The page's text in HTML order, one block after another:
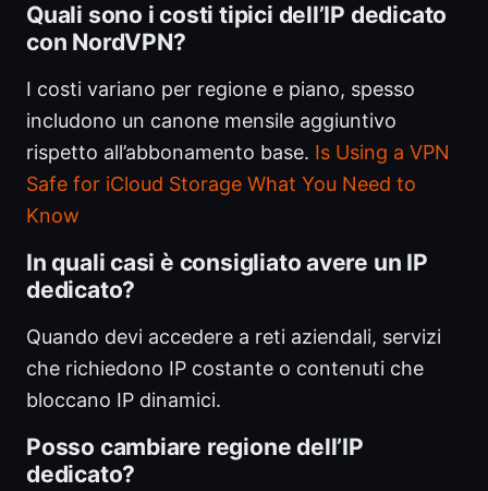
Quali sono i costi tipici dell’IP dedicato
con NordVPN?
I costi variano per regione e piano, spesso
includono un canone mensile aggiuntivo
rispetto all’abbonamento base. Is Using a VPN
Safe for iCloud Storage What You Need to
Know
In quali casi è consigliato avere un IP
dedicato?
Quando devi accedere a reti aziendali, servizi
che richiedono IP costante o contenuti che
bloccano IP dinamici.
Posso cambiare regione dell’IP
dedicato?